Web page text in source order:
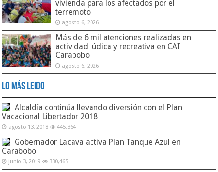
vivienda para los afectados por el
terremoto
agosto 6, 2026
Más de 6 mil atenciones realizadas en
actividad lúdica y recreativa en CAI
Carabobo
agosto 6, 2026
Lo Más Leido
Alcaldía continúa llevando diversión con el Plan
Vacacional Libertador 2018
agosto 13, 2018 445,364
Gobernador Lacava activa Plan Tanque Azul en
Carabobo
junio 3, 2019 330,465